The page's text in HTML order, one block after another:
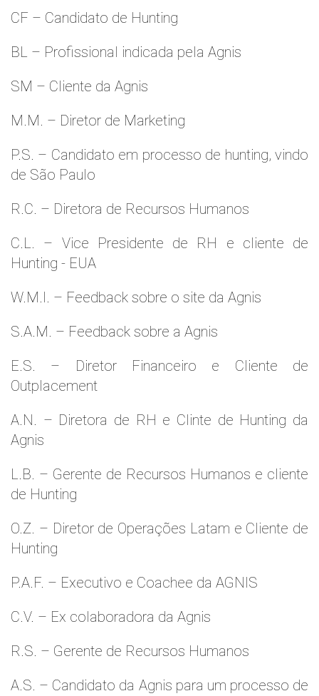
CF – Candidato de Hunting
BL – Profissional indicada pela Agnis
SM – Cliente da Agnis
M.M. – Diretor de Marketing
P.S. – Candidato em processo de hunting, vindo
de São Paulo
R.C. – Diretora de Recursos Humanos
C.L. – Vice Presidente de RH e cliente de
Hunting - EUA
W.M.l. – Feedback sobre o site da Agnis
S.A.M. – Feedback sobre a Agnis
E.S. – Diretor Financeiro e Cliente de
Outplacement
A.N. – Diretora de RH e Clinte de Hunting da
Agnis
L.B. – Gerente de Recursos Humanos e cliente
de Hunting
O.Z. – Diretor de Operações Latam e Cliente de
Hunting
P.A.F. – Executivo e Coachee da AGNIS
C.V. – Ex colaboradora da Agnis
R.S. – Gerente de Recursos Humanos
A.S. – Candidato da Agnis para um processo de